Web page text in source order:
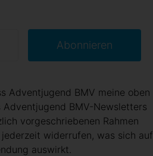
Abonnieren
Adventjugend BMV meine oben
BMV-Newsletters
vorgeschriebenen Rahmen
widerrufen, was sich auf
auswirkt.